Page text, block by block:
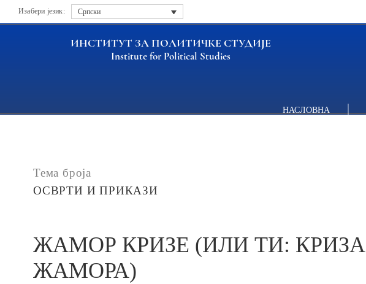
Изабери језик: Српски
ИНСТИТУТ ЗА ПОЛИТИЧКЕ СТУДИЈЕ
Institute for Political Studies
НАСЛОВНА
Тема броја
ОСВРТИ И ПРИКАЗИ
ЖАМОР КРИЗЕ (ИЛИ ТИ: КРИЗА
ЖАМОРА)